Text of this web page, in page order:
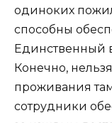
одиноких
способны
Единственный
Конечно,
проживания
сотрудники